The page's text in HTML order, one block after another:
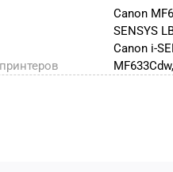
Canon
SENSYS
Canon i-